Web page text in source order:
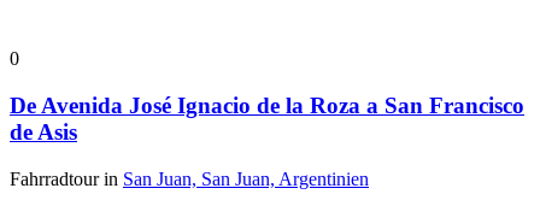
0
De Avenida José Ignacio de la Roza a San Francisco
de Asis
Fahrradtour in San Juan, San Juan, Argentinien